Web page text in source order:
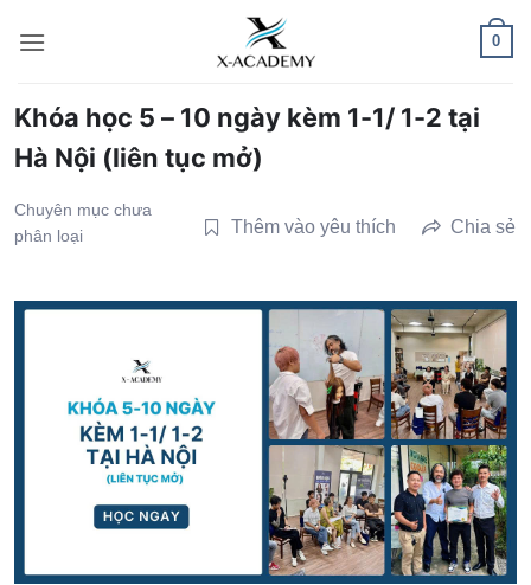
qua
dung
0
Khóa học 5 – 10 ngày kèm 1-1/ 1-2 tại
Hà Nội (liên tục mở)
Chuyên mục chưa
phân loại
Thêm vào yêu thích Chia sẻ